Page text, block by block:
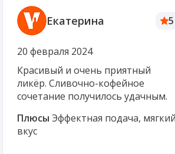
Екатерина 5
20 февраля 2024
Красивый и очень приятный
ликёр. Сливочно-кофейное
сочетание получилось удачным.
Плюсы Эффектная подача, мягкий
вкус